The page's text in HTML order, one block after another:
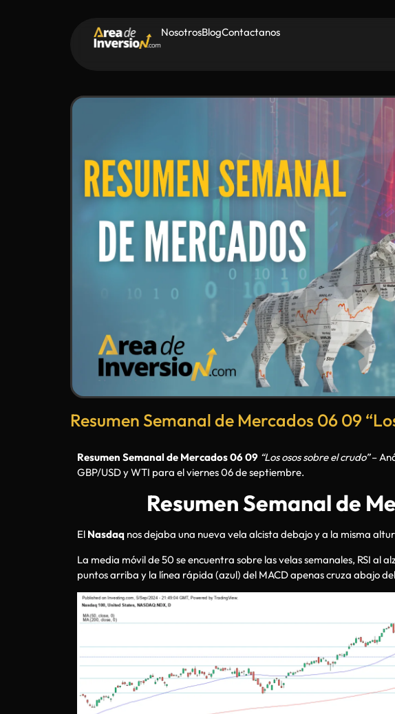
NosotrosBlogContactanos
Resumen Semanal de Mercados 06 09
Resumen Semanal de Mercados 06 09 “Los osos sobre el crudo”–
GBP/USD y WTI para el viernes 06 de septiembre.
Resumen Semanal de
El Nasdaq nos dejaba una nueva vela alcista debajo y a la misma
La media móvil de 50 se encuentra sobre las velas semanales, RSI al
puntos arriba y la línea rápida (azul) del MACD apenas cruza abajo